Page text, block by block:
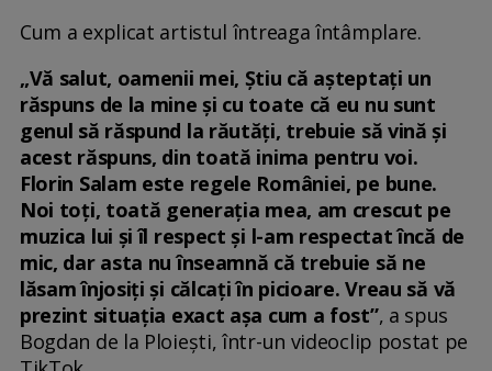
Cum a explicat artistul întreaga întâmplare.
„Vă salut, oamenii mei, Știu că așteptați un
răspuns de la mine și cu toate că eu nu sunt
genul să răspund la răutăți, trebuie să vină și
acest răspuns, din toată inima pentru voi.
Florin Salam este regele României, pe bune.
Noi toți, toată generația mea, am crescut pe
muzica lui și îl respect și l-am respectat încă de
mic, dar asta nu înseamnă că trebuie să ne
lăsam înjosiți și călcați în picioare. Vreau să vă
prezint situația exact așa cum a fost”, a spus
Bogdan de la Ploiești, într-un videoclip postat pe